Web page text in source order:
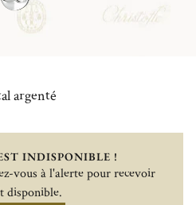
argenté
INDISPONIBLE !
vous à l'alerte pour recevoir
disponible.